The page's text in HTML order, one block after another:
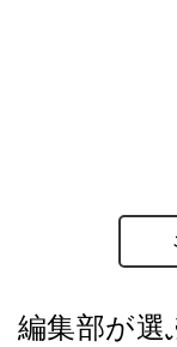
編集部が選